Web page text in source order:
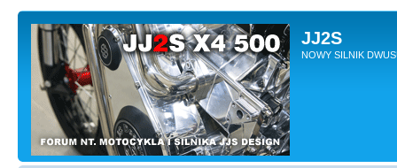
JJ2S
NOWY SILNIK